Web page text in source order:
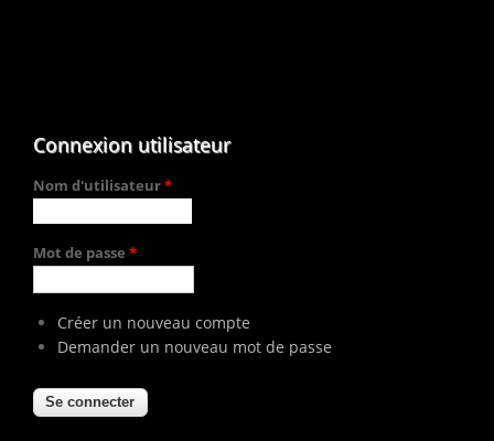
Connexion utilisateur
Nom d'utilisateur*
Mot de passe *
Créer un nouveau compte
Demander un nouveau mot de passe